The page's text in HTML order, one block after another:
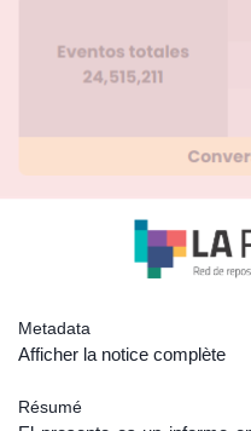
Metadata
Afficher la notice complète
Résumé